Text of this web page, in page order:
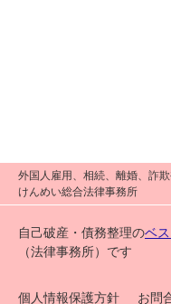
外国人雇用、相続、離婚、詐
けんめい総合法律事務所
自己破産・債務整理のベ
（法律事務所）です
個人情報保護方針 お問